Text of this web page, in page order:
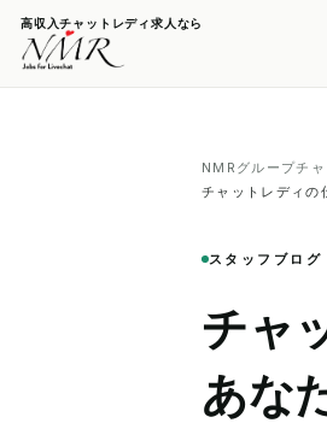
高収入チャットレディ求人なら
NMRグループチ
チャットレディの
スタッフブログ
チャ
あな